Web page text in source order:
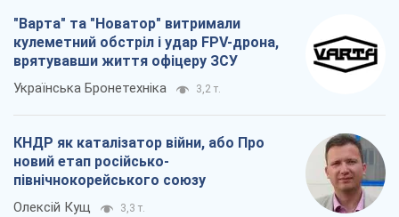
"Варта" та "Новатор" витримали
кулеметний обстріл і удар FPV-дрона,
врятувавши життя офіцеру ЗСУ
Українська Бронетехніка 3,2 т.
КНДР як каталізатор війни, або Про
новий етап російсько-
північнокорейського союзу
Олексій Кущ 3,3 т.